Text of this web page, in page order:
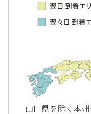
山口県を除く本